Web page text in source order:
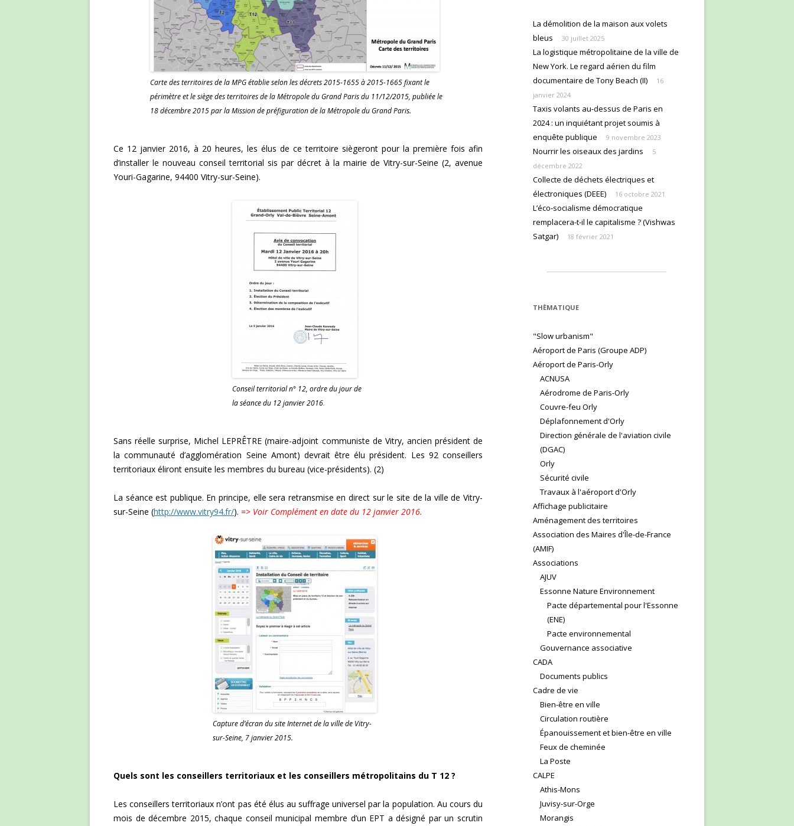
Carte des territoires de la MPG établie selon les décrets 2015-1655 à 2015-1665 fixant le
périmètre et le siège des territoires de la Métropole du Grand Paris du 11/12/2015, publiée le
18 décembre 2015 par la Mission de préfiguration de la Métropole du Grand Paris.
Ce 12 janvier 2016, à 20 heures, les élus de ce territoire siègeront pour la première fois afin
d’installer le nouveau conseil territorial sis par décret à la mairie de Vitry-sur-Seine (2, avenue
Youri-Gagarine, 94400 Vitry-sur-Seine).
Conseil territorial n° 12, ordre du jour de
la séance du 12 janvier 2016.
Sans réelle surprise, Michel LEPRÊTRE (maire-adjoint communiste de Vitry, ancien président de
la communauté d’agglomération Seine Amont) devrait être élu président. Les 92 conseillers
territoriaux éliront ensuite les membres du bureau (vice-présidents). (2)
La séance est publique. En principe, elle sera retransmise en direct sur le site de la ville de Vitry-
sur-Seine (http://www.vitry94.fr/). => Voir Complément en date du 12 janvier 2016.
Capture d’écran du site Internet de la ville de Vitry-
sur-Seine, 7 janvier 2015.
Quels sont les conseillers territoriaux et les conseillers métropolitains du T 12 ?
Les conseillers territoriaux n’ont pas été élus au suffrage universel par la population. Au cours du
mois de décembre 2015, chaque conseil municipal membre d’un EPT a désigné par un scrutin
La démolition de la maison aux volets
bleus
30 juillet 2025
La logistique métropolitaine de la ville de
New York. Le regard aérien du film
documentaire de Tony Beach (II)
16
janvier 2024
Taxis volants au-dessus de Paris en
2024 : un inquiétant projet soumis à
enquête publique
9 novembre 2023
Nourrir les oiseaux des jardins
5
décembre 2022
Collecte de déchets électriques et
électroniques (DEEE)
16 octobre 2021
L’éco-socialisme démocratique
remplacera-t-il le capitalisme ? (Vishwas
Satgar)
18 février 2021
THÈMATIQUE
"Slow urbanism"
Aéroport de Paris (Groupe ADP)
Aéroport de Paris-Orly
ACNUSA
Aérodrome de Paris-Orly
Couvre-feu Orly
Déplafonnement d'Orly
Direction générale de l'aviation civile
(DGAC)
Orly
Sécurité civile
Travaux à l'aéroport d'Orly
Affichage publicitaire
Aménagement des territoires
Association des Maires d'Île-de-France
(AMIF)
Associations
AJUV
Essonne Nature Environnement
Pacte départemental pour l'Essonne
(ENE)
Pacte environnemental
Gouvernance associative
CADA
Documents publics
Cadre de vie
Bien-être en ville
Circulation routière
Épanouissement et bien-être en ville
Feux de cheminée
La Poste
CALPE
Athis-Mons
Juvisy-sur-Orge
Morangis